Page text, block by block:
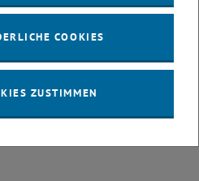
COOKIES
ZUSTIMMEN